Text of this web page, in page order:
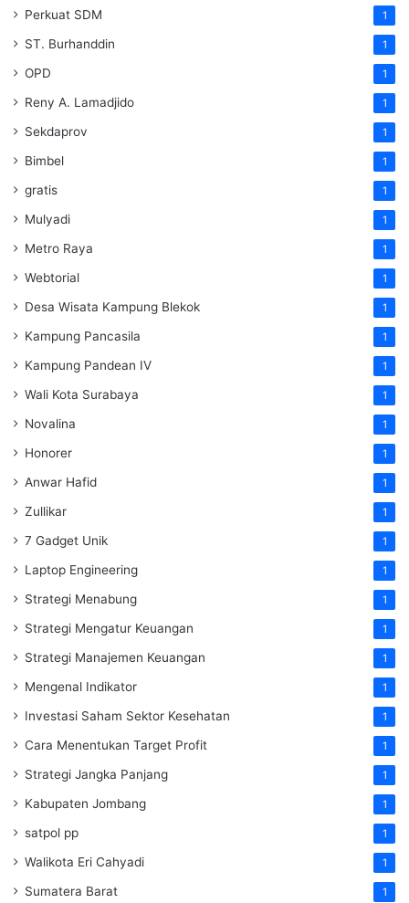
Perkuat SDM 1
ST. Burhanddin 1
OPD 1
Reny A. Lamadjido 1
Sekdaprov 1
Bimbel 1
gratis 1
Mulyadi 1
Metro Raya 1
Webtorial 1
Desa Wisata Kampung Blekok 1
Kampung Pancasila 1
Kampung Pandean IV 1
Wali Kota Surabaya 1
Novalina 1
Honorer 1
Anwar Hafid 1
Zullikar 1
7 Gadget Unik 1
Laptop Engineering 1
Strategi Menabung 1
Strategi Mengatur Keuangan 1
Strategi Manajemen Keuangan 1
Mengenal Indikator 1
Investasi Saham Sektor Kesehatan 1
Cara Menentukan Target Profit 1
Strategi Jangka Panjang 1
Kabupaten Jombang 1
satpol pp 1
Walikota Eri Cahyadi 1
Sumatera Barat 1